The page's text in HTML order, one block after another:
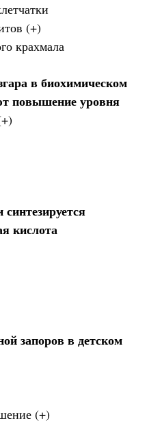
(+)
крахмала
в биохимическом
повышение уровня
кислота
запоров в детском
(+)